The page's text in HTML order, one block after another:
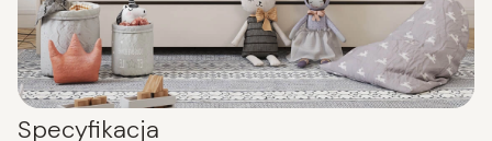
Specyfikacja